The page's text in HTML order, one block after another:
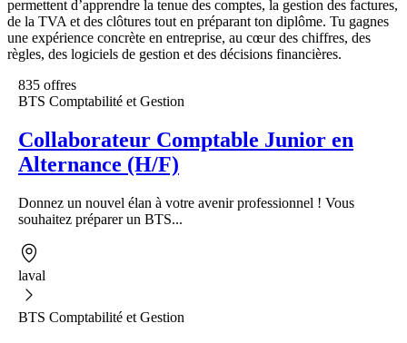
permettent d’apprendre la tenue des comptes, la gestion des factures,
de la TVA et des clôtures tout en préparant ton diplôme. Tu gagnes
une expérience concrète en entreprise, au cœur des chiffres, des
règles, des logiciels de gestion et des décisions financières.
835 offres
BTS Comptabilité et Gestion
Collaborateur Comptable Junior en
Alternance (H/F)
Donnez un nouvel élan à votre avenir professionnel ! Vous
souhaitez préparer un BTS...
laval
BTS Comptabilité et Gestion